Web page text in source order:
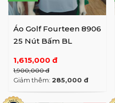
Áo Golf Fourteen 8906
25 Nút Bấm BL
1,615,000 đ
1,900,000 đ
Giảm thêm: 285,000 đ